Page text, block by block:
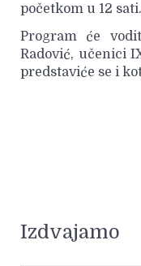
početkom u 12 sati.
Program će
Radović, učenici
predstaviće se i
Izdvajamo